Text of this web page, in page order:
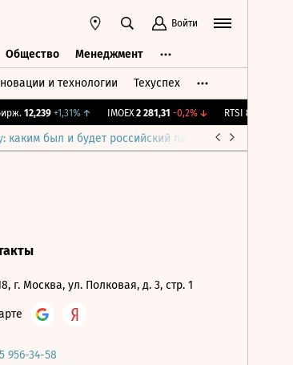
Войти
Общество Менеджмент
и технологии Техуспех
12,239 +1,31%↑ IMOEX 2 281,31 -0,2%↓ RTSI 874,64
каким был и будет российский парламент
г. Москва, ул. Полковая, д. 3, стр. 1
956-34-58